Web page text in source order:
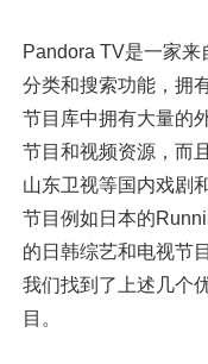
Pandora TV是一家
分类和搜索功能，拥
节目库中拥有大量的
节目和视频资源，而
山东卫视等国内戏剧
节目例如日本的
的日韩综艺和电视节
我们找到了上述几个
目。